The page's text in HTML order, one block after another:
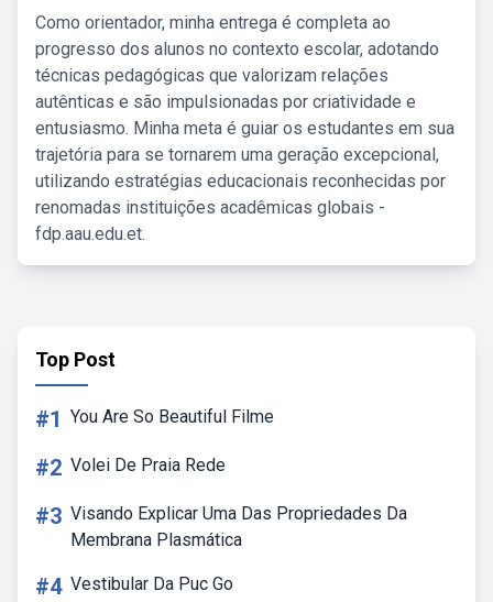
Como orientador, minha entrega é completa ao
progresso dos alunos no contexto escolar, adotando
técnicas pedagógicas que valorizam relações
autênticas e são impulsionadas por criatividade e
entusiasmo. Minha meta é guiar os estudantes em sua
trajetória para se tornarem uma geração excepcional,
utilizando estratégias educacionais reconhecidas por
renomadas instituições acadêmicas globais -
fdp.aau.edu.et.
Top Post
#1 You Are So Beautiful Filme
#2 Volei De Praia Rede
#3 Visando Explicar Uma Das Propriedades Da
Membrana Plasmática
#4 Vestibular Da Puc Go